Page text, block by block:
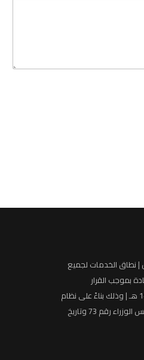
| نطاق الخدمات لجميع
ﺑﻤﻮﺟﺐ اﻟﻘﺮار
اﻟﻮزاري(100257) وﺗﺎرﯾﺦ :1444/06/22 هـ | وذﻟﻚ ﺑﻨﺎءً ﻋﻠﯽ ﻧﻈﺎم
اﻟﺠﻤﻌﯿﺎت اﻟﺘﻌﺎوﻧﯿﺔ اﻟﺼﺎدر ﺑﻘﺮار ﻣﺠﻠﺲ اﻟﻮزراء رﻗﻢ 73 وﺗﺎرﯾﺦ